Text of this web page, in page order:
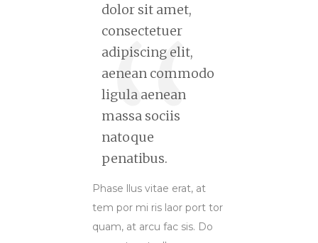
dolor sit amet,
consectetuer
adipiscing elit,
aenean commodo
ligula aenean
massa sociis
natoque
penatibus.
Phase llus vitae erat, at
tem por mi ris laor port tor
quam, at arcu fac sis. Do